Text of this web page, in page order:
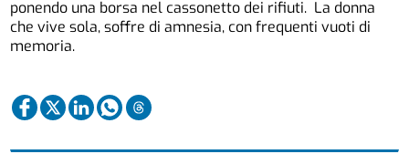
ponendo una borsa nel cassonetto dei rifiuti. La donna
che vive sola, soffre di amnesia, con frequenti vuoti di
memoria.